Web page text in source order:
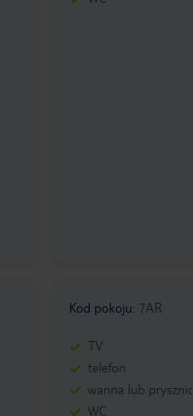
Kod pokoju: 7AR
TV
telefon
wanna lub prysznic
WC